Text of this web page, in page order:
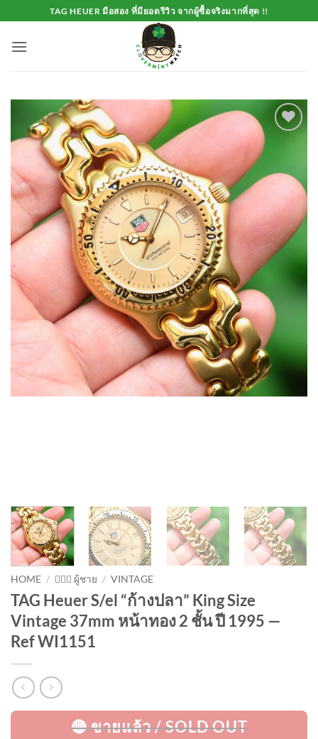
to
content
TAG HEUER มือสอง ที่มียอดรีวิว จากผู้ซื้อจริงมากที่สุด !!
HOME / 🙋🏻‍♂️ ผู้ชาย / VINTAGE
TAG Heuer S/el “ก้างปลา” King Size
Vintage 37mm หน้าทอง 2 ชั้น ปี 1995 —
Ref WI1151